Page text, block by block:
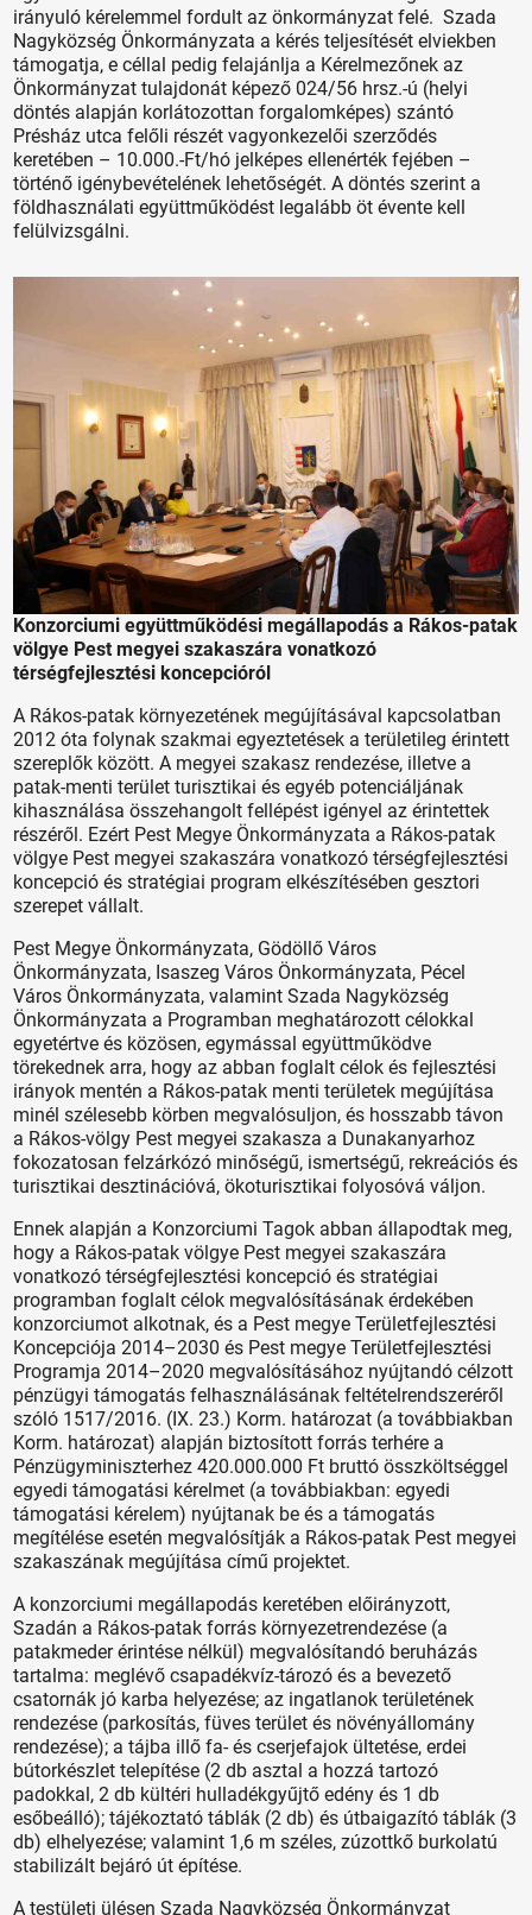
irányuló kérelemmel fordult az önkormányzat felé. Szada
Nagyközség Önkormányzata a kérés teljesítését elviekben
támogatja, e céllal pedig felajánlja a Kérelmezőnek az
Önkormányzat tulajdonát képező 024/56 hrsz.-ú (helyi
döntés alapján korlátozottan forgalomképes) szántó
Présház utca felőli részét vagyonkezelői szerződés
keretében – 10.000.-Ft/hó jelképes ellenérték fejében –
történő igénybevételének lehetőségét. A döntés szerint a
földhasználati együttműködést legalább öt évente kell
felülvizsgálni.
Konzorciumi együttműködési megállapodás a Rákos-patak
völgye Pest megyei szakaszára vonatkozó
térségfejlesztési koncepcióról
A Rákos-patak környezetének megújításával kapcsolatban
2012 óta folynak szakmai egyeztetések a területileg érintett
szereplők között. A megyei szakasz rendezése, illetve a
patak-menti terület turisztikai és egyéb potenciáljának
kihasználása összehangolt fellépést igényel az érintettek
részéről. Ezért Pest Megye Önkormányzata a Rákos-patak
völgye Pest megyei szakaszára vonatkozó térségfejlesztési
koncepció és stratégiai program elkészítésében gesztori
szerepet vállalt.
Pest Megye Önkormányzata, Gödöllő Város
Önkormányzata, Isaszeg Város Önkormányzata, Pécel
Város Önkormányzata, valamint Szada Nagyközség
Önkormányzata a Programban meghatározott célokkal
egyetértve és közösen, egymással együttműködve
törekednek arra, hogy az abban foglalt célok és fejlesztési
irányok mentén a Rákos-patak menti területek megújítása
minél szélesebb körben megvalósuljon, és hosszabb távon
a Rákos-völgy Pest megyei szakasza a Dunakanyarhoz
fokozatosan felzárkózó minőségű, ismertségű, rekreációs és
turisztikai desztinációvá, ökoturisztikai folyosóvá váljon.
Ennek alapján a Konzorciumi Tagok abban állapodtak meg,
hogy a Rákos-patak völgye Pest megyei szakaszára
vonatkozó térségfejlesztési koncepció és stratégiai
programban foglalt célok megvalósításának érdekében
konzorciumot alkotnak, és a Pest megye Területfejlesztési
Koncepciója 2014–2030 és Pest megye Területfejlesztési
Programja 2014–2020 megvalósításához nyújtandó célzott
pénzügyi támogatás felhasználásának feltételrendszeréről
szóló 1517/2016. (IX. 23.) Korm. határozat (a továbbiakban
Korm. határozat) alapján biztosított forrás terhére a
Pénzügyminiszterhez 420.000.000 Ft bruttó összköltséggel
egyedi támogatási kérelmet (a továbbiakban: egyedi
támogatási kérelem) nyújtanak be és a támogatás
megítélése esetén megvalósítják a Rákos-patak Pest megyei
szakaszának megújítása című projektet.
A konzorciumi megállapodás keretében előirányzott,
Szadán a Rákos-patak forrás környezetrendezése (a
patakmeder érintése nélkül) megvalósítandó beruházás
tartalma: meglévő csapadékvíz-tározó és a bevezető
csatornák jó karba helyezése; az ingatlanok területének
rendezése (parkosítás, füves terület és növényállomány
rendezése); a tájba illő fa- és cserjefajok ültetése, erdei
bútorkészlet telepítése (2 db asztal a hozzá tartozó
padokkal, 2 db kültéri hulladékgyűjtő edény és 1 db
esőbeálló); tájékoztató táblák (2 db) és útbaigazító táblák (3
db) elhelyezése; valamint 1,6 m széles, zúzottkő burkolatú
stabilizált bejáró út építése.
A testületi ülésen Szada Nagyközség Önkormányzat